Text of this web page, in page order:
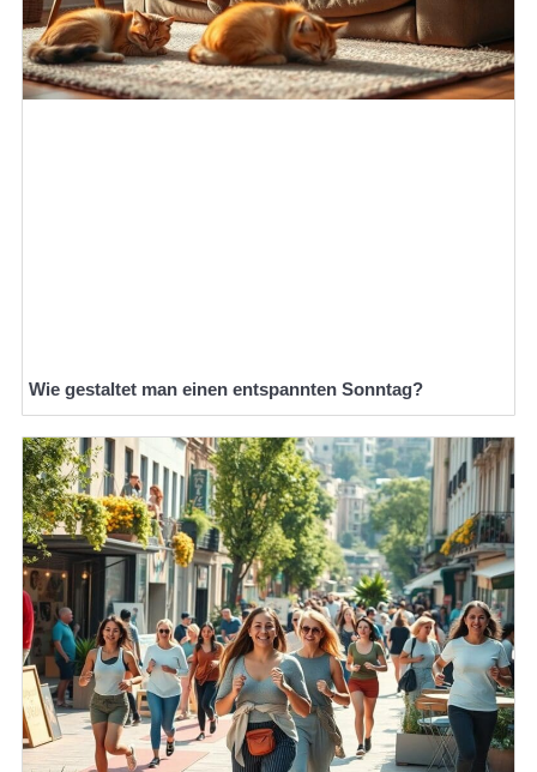
Wie gestaltet man einen entspannten Sonntag?